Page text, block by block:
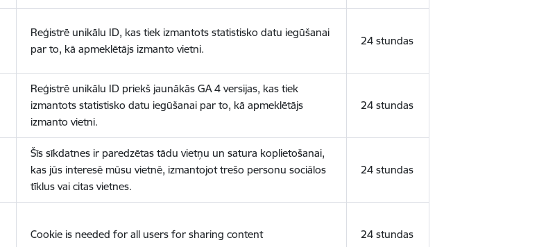
Reģistrē unikālu ID, kas tiek izmantots statistisko datu iegūšanai
par to, kā apmeklētājs izmanto vietni.
24 stundas
Reģistrē unikālu ID priekš jaunākās GA 4 versijas, kas tiek
izmantots statistisko datu iegūšanai par to, kā apmeklētājs
izmanto vietni.
24 stundas
Šīs sīkdatnes ir paredzētas tādu vietņu un satura koplietošanai,
kas jūs interesē mūsu vietnē, izmantojot trešo personu sociālos
tīklus vai citas vietnes.
24 stundas
Cookie is needed for all users for sharing content 24 stundas